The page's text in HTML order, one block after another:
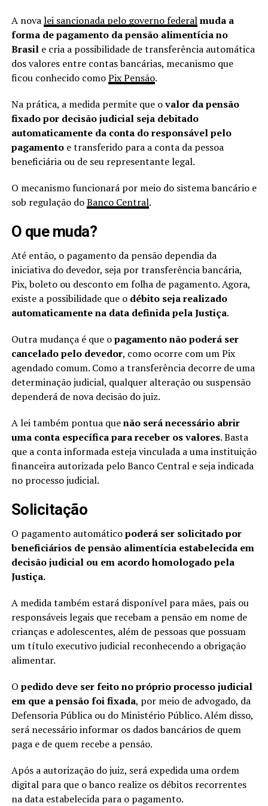
A novalei sancionada pelo governo federalmuda a
forma de pagamento da pensão alimentícia no
Brasile cria a possibilidade de transferência automática
dos valores entre contas bancárias, mecanismo que
ficou conhecido comoPix Pensão.
Na prática, a medida permite que ovalor da pensão
fixado por decisão judicial seja debitado
automaticamente da conta do responsável pelo
pagamentoe transferido para a conta da pessoa
beneficiária ou de seu representante legal.
O mecanismo funcionará por meio do sistema bancário e
sob regulação doBanco Central.
O que muda?
Até então, o pagamento da pensão dependia da
iniciativa do devedor, seja por transferência bancária,
Pix, boleto ou desconto em folha de pagamento. Agora,
existe a possibilidade que o débito seja realizado
automaticamente na data definida pela Justiça.
Outra mudança é que opagamento não poderá ser
cancelado pelo devedor, como ocorre com um Pix
agendado comum. Como a transferência decorre de uma
determinação judicial, qualquer alteração ou suspensão
dependerá de nova decisão do juiz.
A lei também pontua quenão será necessário abrir
uma conta específica para receber os valores. Basta
que a conta informada esteja vinculada a uma instituição
financeira autorizada pelo Banco Central e seja indicada
no processo judicial.
Solicitação
O pagamento automáticopoderá ser solicitado por
beneficiários de pensão alimentícia estabelecida em
decisão judicial ou em acordo homologado pela
Justiça.
A medida também estará disponível para mães, pais ou
responsáveis legais que recebam a pensão em nome de
crianças e adolescentes, além de pessoas que possuam
um título executivo judicial reconhecendo a obrigação
alimentar.
O pedido deve ser feito no próprio processo judicial
em que a pensão foi fixada, por meio de advogado, da
Defensoria Pública ou do Ministério Público. Além disso,
será necessário informar os dados bancários de quem
paga e de quem recebe a pensão.
Após a autorização do juiz, será expedida uma ordem
digital para que o banco realize os débitos recorrentes
na data estabelecida para o pagamento.